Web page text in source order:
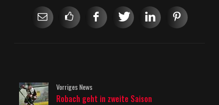
Vorriges News
Robach geht in zweite Saison